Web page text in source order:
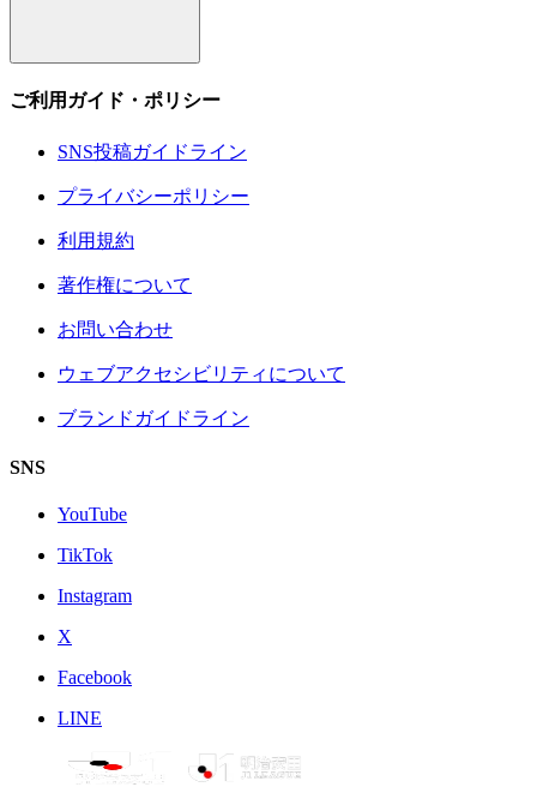
ご利用ガイド・ポリシー
SNS投稿ガイドライン
プライバシーポリシー
利用規約
著作権について
お問い合わせ
ウェブアクセシビリティについて
ブランドガイドライン
SNS
YouTube
TikTok
Instagram
X
Facebook
LINE